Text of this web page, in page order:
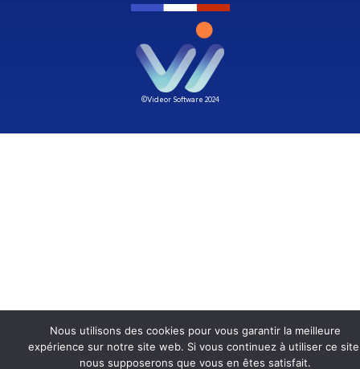
©Videor Software 2024
Nous utilisons des cookies pour vous garantir la meilleure
expérience sur notre site web. Si vous continuez à utiliser ce
nous supposerons que vous en êtes satisfait.